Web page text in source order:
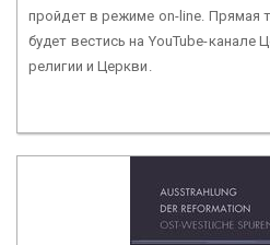
пройдет в режиме on-line. Прямая
будет вестись на YouTube-канале
религии и Церкви.